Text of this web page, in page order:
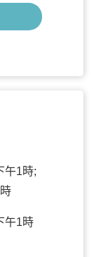
午1時;
午1時